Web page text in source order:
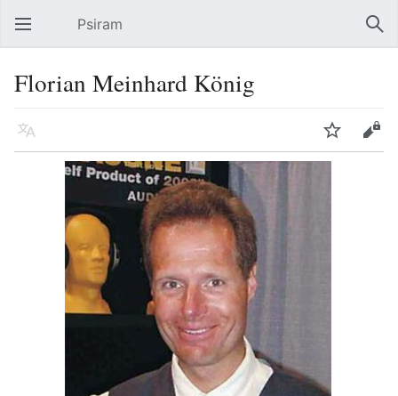
Hauptmenü öffnen Psiram
Florian Meinhard König
Sprache Beobachten Bearbeiten